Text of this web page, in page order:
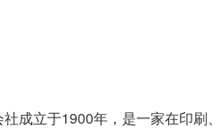
成立于1900年，是一家在印